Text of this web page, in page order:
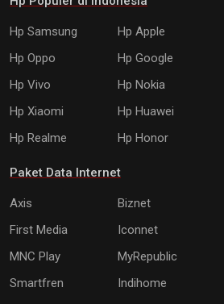
Hp Samsung Hp Apple
Hp Oppo
Hp Google
Hp Vivo
Hp Nokia
Hp Xiaomi
Hp Huawei
Hp Realme
Hp Honor
Paket Data Internet
Axis Biznet
First Media
Iconnet
MNC Play
MyRepublic
Smartfren
Indihome